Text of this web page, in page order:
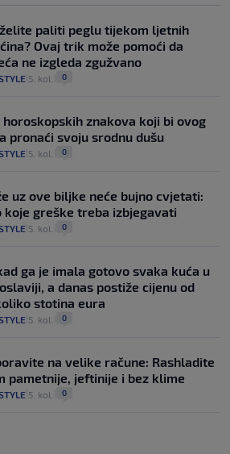
paliti peglu tijekom ljetnih
Ovaj trik može pomoći da
ne izgleda zgužvano
5. kol. 0
horoskopskih znakova koji bi ovog
pronaći svoju srodnu dušu
5. kol. 0
uz ove biljke neće bujno cvjetati:
koje greške treba izbjegavati
5. kol. 0
ga je imala gotovo svaka kuća u
a danas postiže cijenu od
stotina eura
5. kol. 0
na velike račune: Rashladite
pametnije, jeftinije i bez klime
5. kol. 0